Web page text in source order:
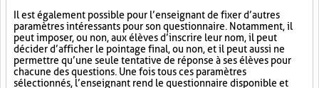
Il est également possible pour l’enseignant de fixer d’autres
paramètres intéressants pour son questionnaire. Notamment, il
peut imposer, ou non, aux élèves d’inscrire leur nom, il peut
décider d’afficher le pointage final, ou non, et il peut aussi ne
permettre qu’une seule tentative de réponse à ses élèves pour
chacune des questions. Une fois tous ces paramètres
sélectionnés, l’enseignant rend le questionnaire disponible et